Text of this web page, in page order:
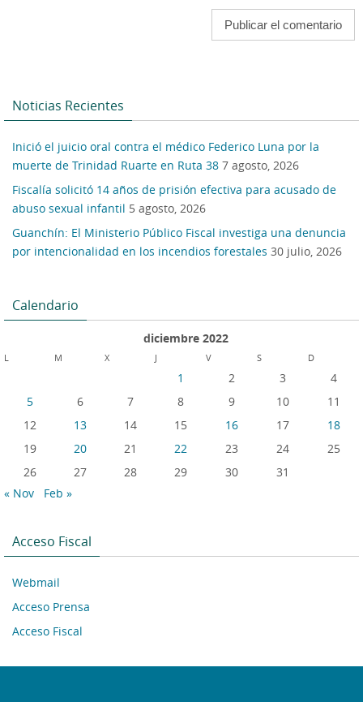
Noticias Recientes
Inició el juicio oral contra el médico Federico Luna por la
muerte de Trinidad Ruarte en Ruta 38 7 agosto, 2026
Fiscalía solicitó 14 años de prisión efectiva para acusado de
abuso sexual infantil 5 agosto, 2026
Guanchín: El Ministerio Público Fiscal investiga una denuncia
por intencionalidad en los incendios forestales 30 julio, 2026
Calendario
diciembre 2022
L M X J V S D
1 2 3
4
5
6 7 8 9 10
11
12
13 14 15 16 17
18
19
20 21 22 23 24
25
26
27 28 29 30
31
« Nov
Feb »
Acceso Fiscal
Webmail
Acceso Prensa
Acceso Fiscal